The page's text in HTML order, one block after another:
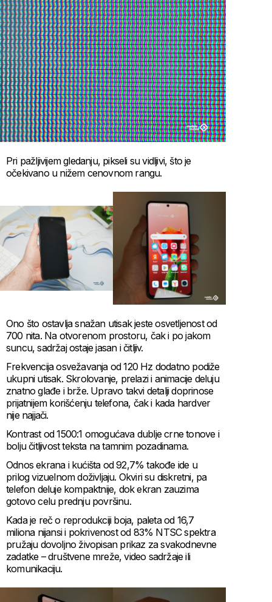
Pri pažljivijem gledanju, pikseli su vidljivi, što je
očekivano u nižem cenovnom rangu.
Ono što ostavlja snažan utisak jeste osvetljenost od
700 nita. Na otvorenom prostoru, čak i po jakom
suncu, sadržaj ostaje jasan i čitljiv.
Frekvencija osvežavanja od 120 Hz dodatno podiže
ukupni utisak. Skrolovanje, prelazi i animacije deluju
znatno glađe i brže. Upravo takvi detalji doprinose
prijatnijem korišćenju telefona, čak i kada hardver
nije najjači.
Kontrast od 1500:1 omogućava dublje crne tonove i
bolju čitljivost teksta na tamnim pozadinama.
Odnos ekrana i kućišta od 92,7% takođe ide u
prilog vizuelnom doživljaju. Okviri su diskretni, pa
telefon deluje kompaktnije, dok ekran zauzima
gotovo celu prednju površinu.
Kada je reč o reprodukciji boja, paleta od 16,7
miliona nijansi i pokrivenost od 83% NTSC spektra
pružaju dovoljno živopisan prikaz za svakodnevne
zadatke – društvene mreže, video sadržaje ili
komunikaciju.